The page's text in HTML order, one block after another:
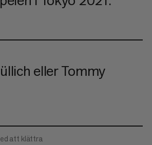
eller Tommy
att klättra